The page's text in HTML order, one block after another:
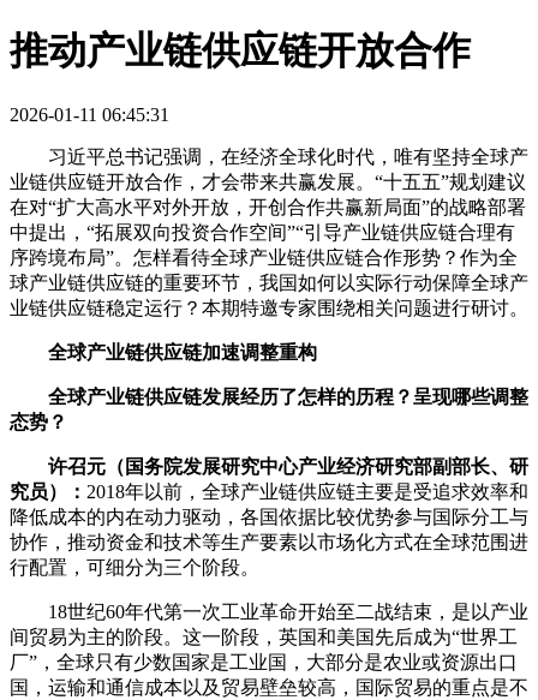
推动产业链供应链开放合作
2026-01-11 06:45:31
习近平总书记强调，在经济全球化时代，唯有坚持全球产
业链供应链开放合作，才会带来共赢发展。“十五五”规划建议
在对“扩大高水平对外开放，开创合作共赢新局面”的战略部署
中提出，“拓展双向投资合作空间”“引导产业链供应链合理有
序跨境布局”。怎样看待全球产业链供应链合作形势？作为全
球产业链供应链的重要环节，我国如何以实际行动保障全球产
业链供应链稳定运行？本期特邀专家围绕相关问题进行研讨。
全球产业链供应链加速调整重构
全球产业链供应链发展经历了怎样的历程？呈现哪些调整
态势？
许召元（国务院发展研究中心产业经济研究部副部长、研
究员）： 2018年以前，全球产业链供应链主要是受追求效率和
降低成本的内在动力驱动，各国依据比较优势参与国际分工与
协作，推动资金和技术等生产要素以市场化方式在全球范围进
行配置，可细分为三个阶段。
18世纪60年代第一次工业革命开始至二战结束，是以产业
间贸易为主的阶段。这一阶段，英国和美国先后成为“世界工
厂”，全球只有少数国家是工业国，大部分是农业或资源出口
国，运输和通信成本以及贸易壁垒较高，国际贸易的重点是不